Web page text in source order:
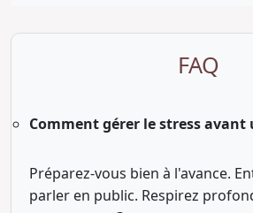
FAQ
Comment gérer le stress avant
Préparez-vous bien à l'avance.
parler en public. Respirez